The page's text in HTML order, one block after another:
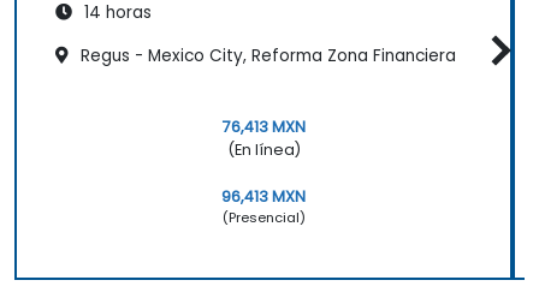
14 horas
Regus - Mexico City, Reforma Zona Financiera
76,413 MXN
(En línea)
96,413 MXN
(Presencial)